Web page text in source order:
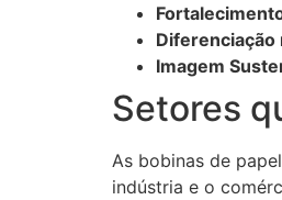
Diferenciação
Imagem
Setores
As bobinas de
indústria e o